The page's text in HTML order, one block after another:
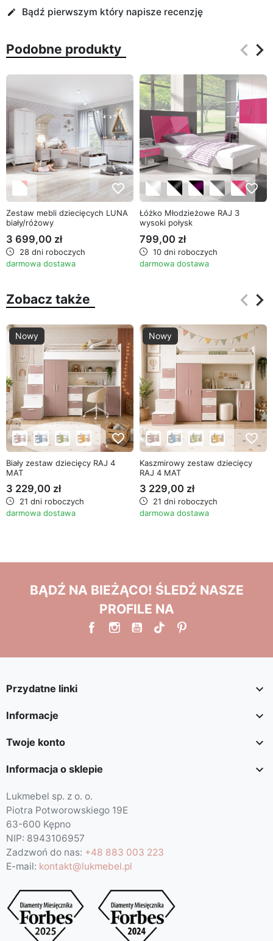
edit Bądź pierwszym który napisze recenzję
Podobne produkty keyboard_arrow_left
keyboard_arrow_right
favorite_border
Zestaw mebli dziecięcych LUNA
biały/różowy
3 699,00 zł
28 dni roboczych
darmowa dostawa
favorite_border
Łóżko Młodzieżowe RAJ 3
wysoki połysk
799,00 zł
10 dni roboczych
darmowa dostawa
Zobacz także keyboard_arrow_left
keyboard_arrow_right
Nowy
favorite_border
Biały zestaw dziecięcy RAJ 4
MAT
3 229,00 zł
21 dni roboczych
darmowa dostawa
Nowy
favorite_border
Kaszmirowy zestaw dziecięcy
RAJ 4 MAT
3 229,00 zł
21 dni roboczych
darmowa dostawa
BĄDŹ NA BIEŻĄCO! ŚLEDŹ NASZE
PROFILE NA
Przydatne linki 
Informacje 
Twoje konto 
Informacja o sklepie 
Lukmebel sp. z o. o.
Piotra Potworowskiego 19E
63-600 Kępno
NIP: 8943106957
Zadzwoń do nas: +48 883 003 223
E-mail: kontakt@lukmebel.pl